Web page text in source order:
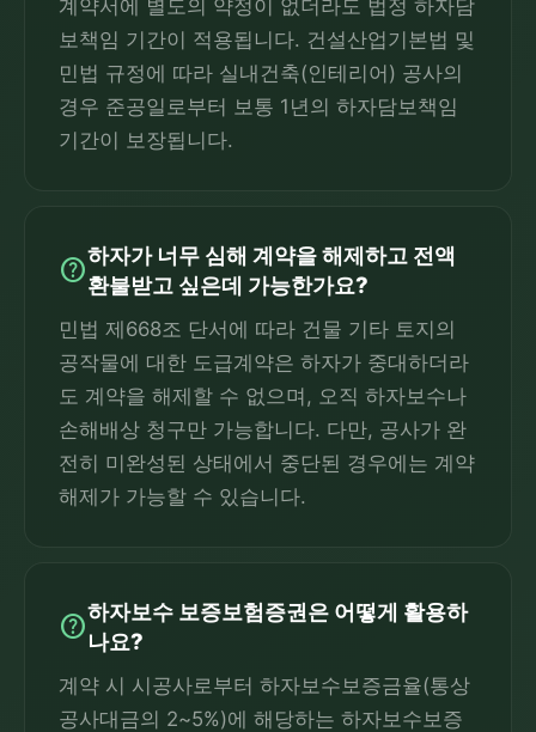
계약서에 별도의 약정이 없더라도 법정 하자담
보책임 기간이 적용됩니다. 건설산업기본법 및
민법 규정에 따라 실내건축(인테리어) 공사의
경우 준공일로부터 보통 1년의 하자담보책임
기간이 보장됩니다.
help하자가 너무 심해 계약을 해제하고 전액
환불받고 싶은데 가능한가요?
민법 제668조 단서에 따라 건물 기타 토지의
공작물에 대한 도급계약은 하자가 중대하더라
도 계약을 해제할 수 없으며, 오직 하자보수나
손해배상 청구만 가능합니다. 다만, 공사가 완
전히 미완성된 상태에서 중단된 경우에는 계약
해제가 가능할 수 있습니다.
help하자보수 보증보험증권은 어떻게 활용하
나요?
계약 시 시공사로부터 하자보수보증금율(통상
공사대금의 2~5%)에 해당하는 하자보수보증